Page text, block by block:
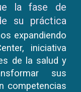
la fase de
su práctica
expandiendo
, iniciativa
de la salud y
sus
competencias